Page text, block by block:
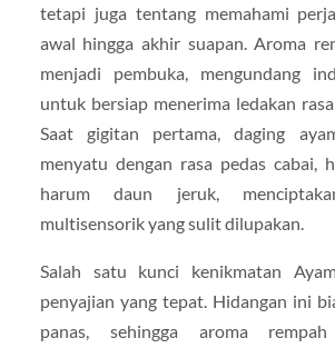
tetapi juga tentang memahami
awal hingga akhir suapan. Aroma
menjadi pembuka, mengundang
untuk bersiap menerima ledakan
Saat gigitan pertama, daging
menyatu dengan rasa pedas cabai,
harum daun jeruk,
multisensorik yang sulit dilupakan.
Salah satu kunci kenikmatan
penyajian yang tepat. Hidangan ini
panas, sehingga aroma